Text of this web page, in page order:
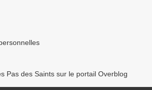
Pas des Saints sur le portail Overblog